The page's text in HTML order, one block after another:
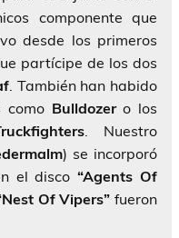
componente que
desde los primeros
partícipe de los dos
. También han habido
como Bulldozero los
. Nuestro
) se incorporó
el disco“Agents Of
Of Vipers” fueron